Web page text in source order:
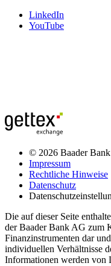
LinkedIn
YouTube
© 2026 Baader
Impressum
Rechtliche Hinweise
Datenschutz
Die auf dieser Seite
der Baader Bank AG zum
Finanzinstrumenten dar
individuellen Verhältnisse
Informationen werden